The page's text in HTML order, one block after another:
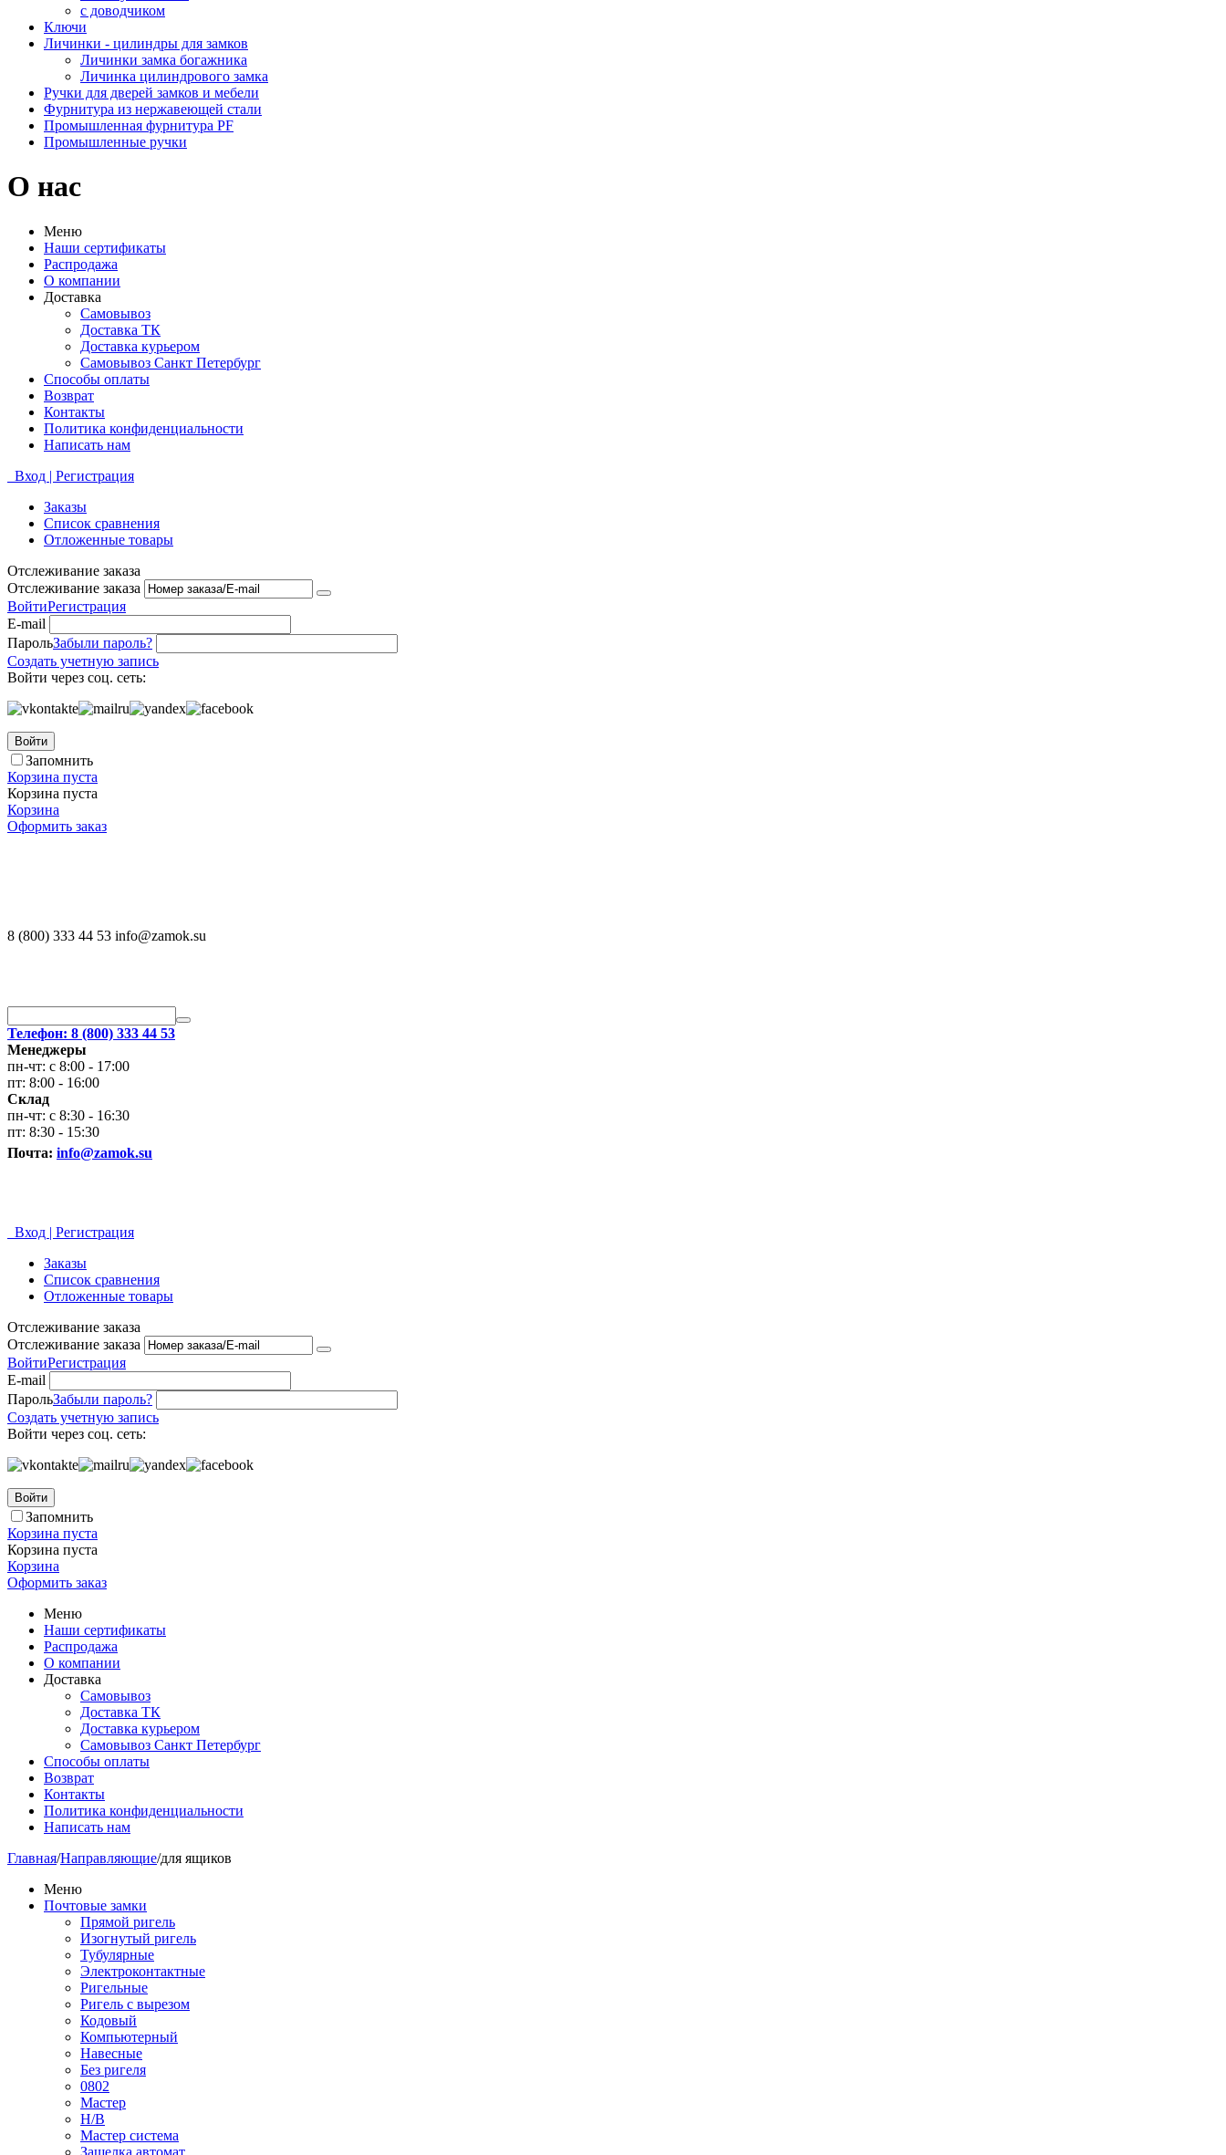
с доводчиком
Ключи
Личинки - цилиндры для замков
Личинки замка богажника
Личинка цилиндрового замка
Ручки для дверей замков и мебели
Фурнитура из нержавеющей стали
Промышленная фурнитура PF
Промышленные ручки
О нас
Меню
Наши сертификаты
Распродажа
О компании
Доставка
Самовывоз
Доставка ТК
Доставка курьером
Самовывоз Санкт Петербург
Способы оплаты
Возврат
Контакты
Политика конфиденциальности
Написать нам
Вход | Регистрация
Заказы
Список сравнения
Отложенные товары
Отслеживание заказа
Отслеживание заказа
ВойтиРегистрация
E-mail
ПарольЗабыли пароль?
Создать учетную запись
Войти через соц. сеть:
Войти
Запомнить
Корзина пуста
Корзина пуста
Корзина
Оформить заказ
8 (800) 333 44 53 info@zamok.su
Телефон: 8 (800) 333 44 53
Менеджеры
пн-чт: с 8:00 - 17:00
пт: 8:00 - 16:00
Склад
пн-чт: с 8:30 - 16:30
пт: 8:30 - 15:30
Почта: info@zamok.su
Вход | Регистрация
Заказы
Список сравнения
Отложенные товары
Отслеживание заказа
Отслеживание заказа
ВойтиРегистрация
E-mail
ПарольЗабыли пароль?
Создать учетную запись
Войти через соц. сеть:
Войти
Запомнить
Корзина пуста
Корзина пуста
Корзина
Оформить заказ
Меню
Наши сертификаты
Распродажа
О компании
Доставка
Самовывоз
Доставка ТК
Доставка курьером
Самовывоз Санкт Петербург
Способы оплаты
Возврат
Контакты
Политика конфиденциальности
Написать нам
Главная/Направляющие/для ящиков
Меню
Почтовые замки
Прямой ригель
Изогнутый ригель
Тубулярные
Электроконтактные
Ригельные
Ригель с вырезом
Кодовый
Компьютерный
Навесные
Без ригеля
0802
Мастер
Н/В
Мастер система
Защелка автомат